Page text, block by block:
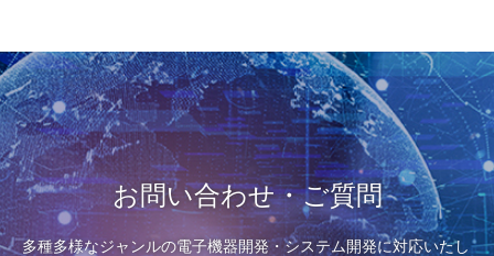
お問い合わせ・ご質問
多種多様なジャンルの電子機器開発・システム開発に対応いたし